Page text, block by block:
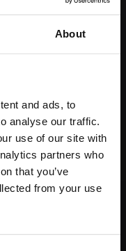
About
and ads, to
analyse our traffic.
use of our site with
partners who
that you’ve
from your use
évidence.